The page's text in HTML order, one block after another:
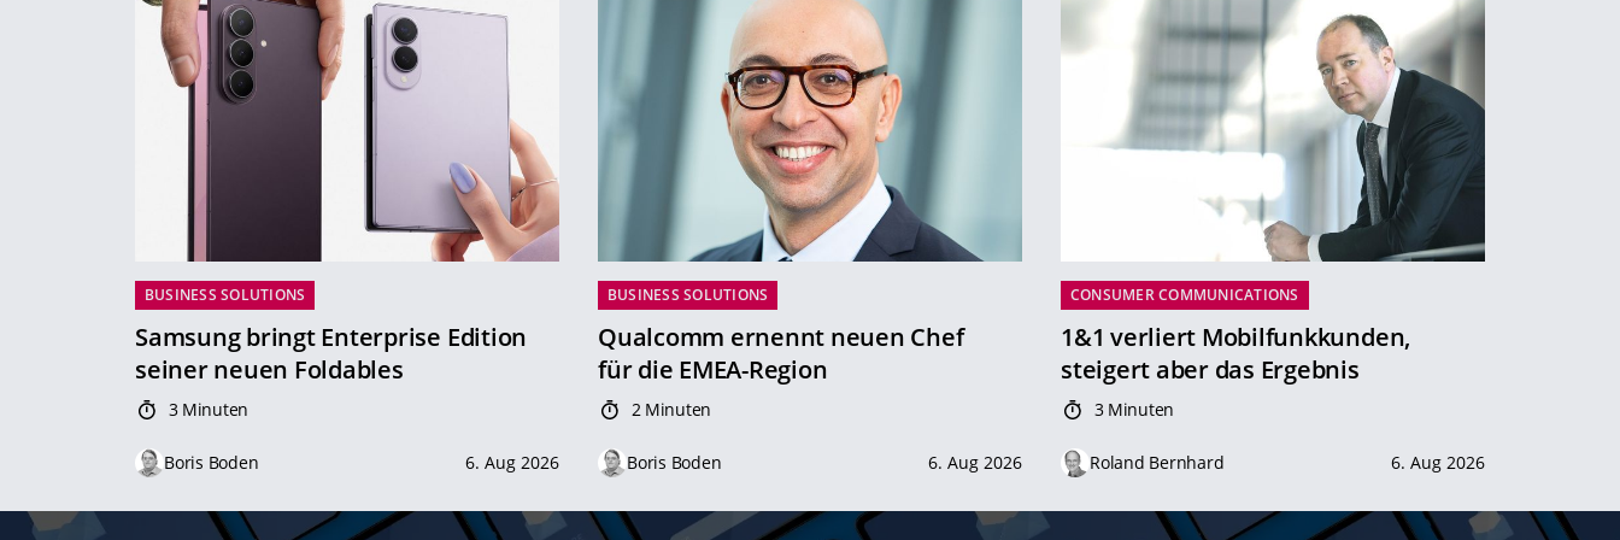
BUSINESS SOLUTIONS
Samsung bringt Enterprise Edition
seiner neuen Foldables
3 Minuten
Boris Boden 6. Aug 2026
BUSINESS SOLUTIONS
Qualcomm ernennt neuen Chef
für die EMEA-Region
2 Minuten
Boris Boden 6. Aug 2026
CONSUMER COMMUNICATIONS
1&1 verliert Mobilfunkkunden,
steigert aber das Ergebnis
3 Minuten
Roland Bernhard 6. Aug 2026